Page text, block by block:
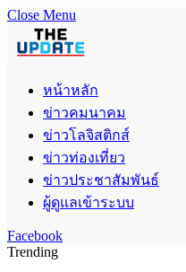
Close Menu
หน้าหลัก
ข่าวคมนาคม
ข่าวโลจิสติกส์
ข่าวท่องเที่ยว
ข่าวประชาสัมพันธ์
ผู้ดูแลเข้าระบบ
Facebook
Trending